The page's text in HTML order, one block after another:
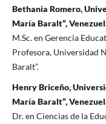
Bethania Romero,
María Baralt”,
M.Sc. en Gerencia
Profesora, Universidad
Baralt”.
Henry Briceño,
María Baralt”,
Dr. en Ciencias de la